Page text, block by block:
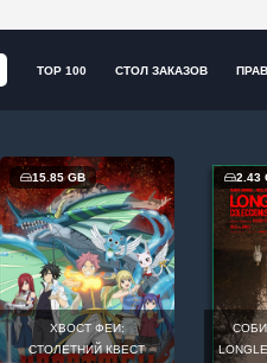
TOP 100 СТОЛ ЗАКАЗОВ
15.85 GB
ХВОСТ ФЕИ:
СТОЛЕТНИЙ КВЕСТ
2.43